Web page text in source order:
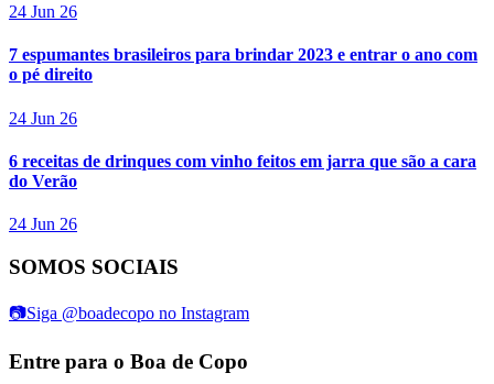
24 Jun 26
7 espumantes brasileiros para brindar 2023 e entrar o ano com
o pé direito
24 Jun 26
6 receitas de drinques com vinho feitos em jarra que são a cara
do Verão
24 Jun 26
SOMOS SOCIAIS
📷Siga @boadecopo no Instagram
Entre para o Boa de Copo